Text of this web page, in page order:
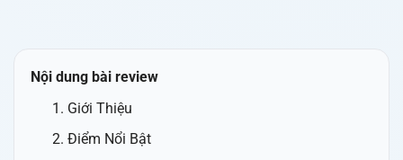
Nội dung bài review
Giới Thiệu
Điểm Nổi Bật